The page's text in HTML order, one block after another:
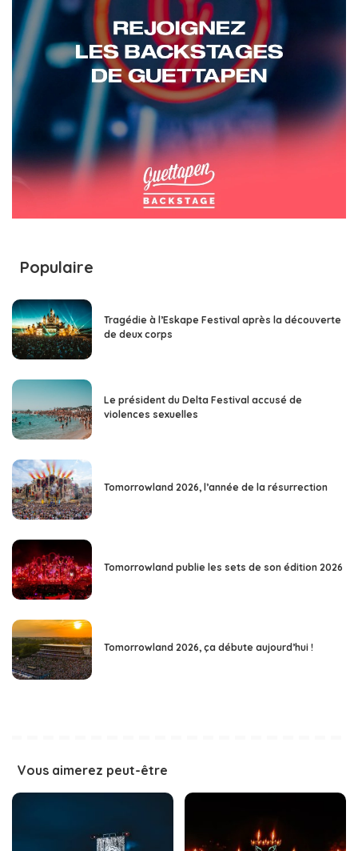
Populaire
Tragédie à l’Eskape Festival après la découverte
de deux corps
Le président du Delta Festival accusé de
violences sexuelles
Tomorrowland 2026, l’année de la résurrection
Tomorrowland publie les sets de son édition 2026
Tomorrowland 2026, ça débute aujourd’hui !
Vous aimerez peut-être